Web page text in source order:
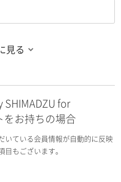
）
見る
SHIMADZU for
をお持ちの場合
いている会員情報が自動的に反映
目もございます。